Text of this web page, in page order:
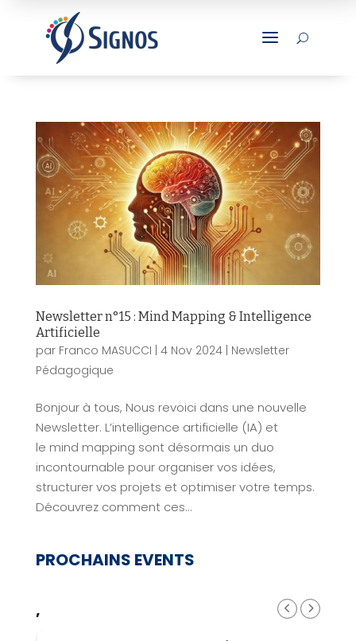
a U
Newsletter n°15 : Mind Mapping & Intelligence
Artificielle
par Franco MASUCCI | 4 Nov 2024| Newsletter
Pédagogique
Bonjour à tous, Nous revoici dans une nouvelle
Newsletter. L’intelligence artificielle (IA) et
le mind mapping sont désormais un duo
incontournable pour organiser vos idées,
structurer vos projets et optimiser votre temps.
Découvrez comment ces...
PROCHAINS EVENTS
,